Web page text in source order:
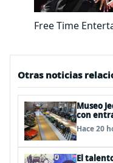
Free Time
Otras noticias
Museo
con
Hace 20
El